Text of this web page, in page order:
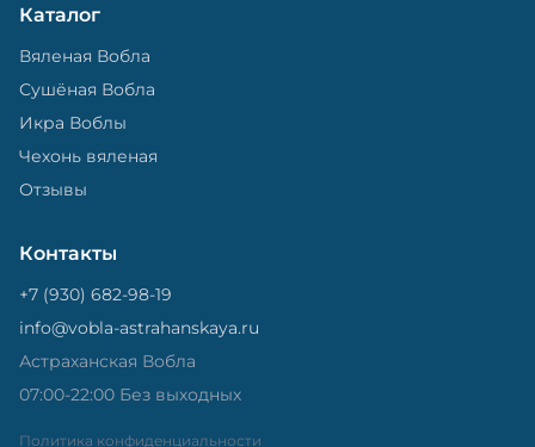
Каталог
Вяленая Вобла
Сушёная Вобла
Икра Воблы
Чехонь вяленая
Отзывы
Контакты
+7 (930) 682-98-19
info@vobla-astrahanskaya.ru
Астраханская Вобла
07:00-22:00 Без выходных
Политика конфиденциальности